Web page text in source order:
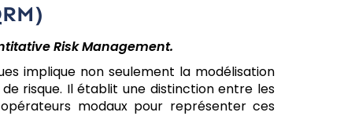
Risk Management.
implique non seulement la modélisation
risque. Il établit une distinction entre les
modaux pour représenter ces